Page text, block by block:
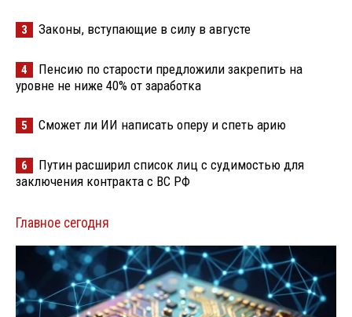
3 Законы, вступающие в силу в августе
4
Пенсию по старости предложили закрепить на
уровне не ниже 40% от заработка
5 Сможет ли ИИ написать оперу и спеть арию
6
Путин расширил список лиц с судимостью для
заключения контракта с ВС РФ
Главное сегодня